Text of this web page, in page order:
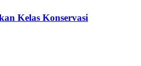
Kelas Konservasi